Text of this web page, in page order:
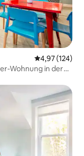
4,97 (124)
Wohnung in der